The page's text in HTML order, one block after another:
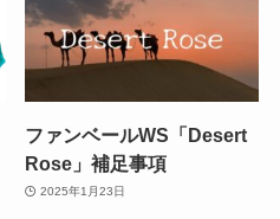
ファンベールWS「Desert
Rose」補足事項
2025年1月23日